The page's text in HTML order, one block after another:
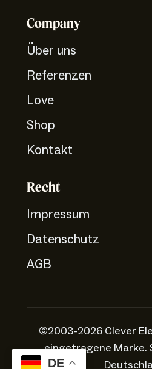
Company
Über uns
Referenzen
Love
Shop
Kontakt
Recht
Impressum
Datenschutz
AGB
©2003-2026 Clever
eingetragene Marke.
DE